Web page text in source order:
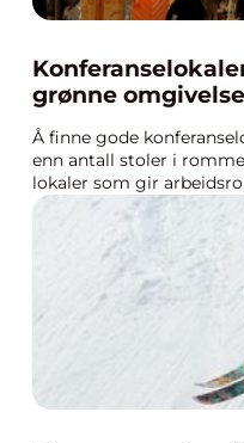
Konferanselokaler oslo
grønne
Å finne gode
enn antall stoler i
lokaler som gir